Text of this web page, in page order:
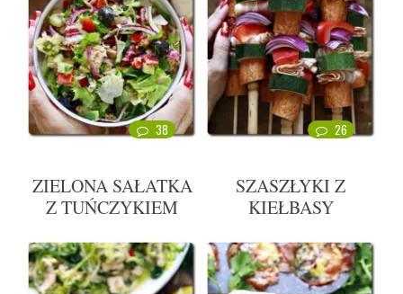
38
ZIELONA SAŁATKA
Z TUŃCZYKIEM
26
SZASZŁYKI Z
KIEŁBASY